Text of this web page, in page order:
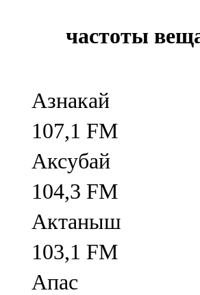
частоты
Азнакай
107,1 FM
Аксубай
104,3 FM
Актаныш
103,1 FM
Апас